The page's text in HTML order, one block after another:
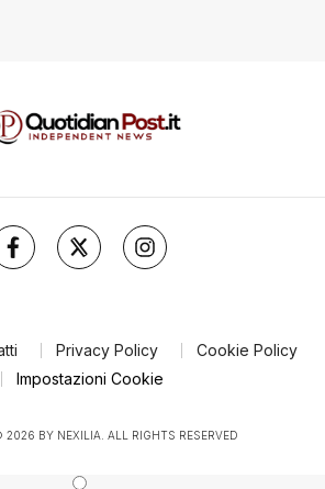
Privacy Policy
Cookie Policy
Impostazioni Cookie
BY NEXILIA. ALL RIGHTS RESERVED